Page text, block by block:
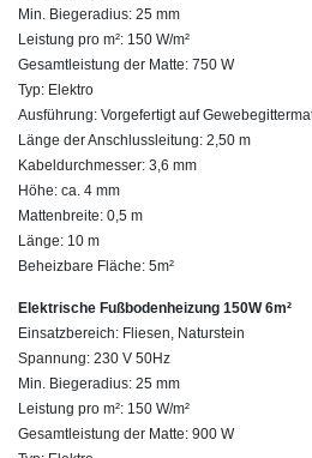
Min. Biegeradius: 25 mm
Leistung pro m²: 150 W/m²
Gesamtleistung der Matte: 750 W
Typ: Elektro
Ausführung: Vorgefertigt auf
Länge der Anschlussleitung: 2,50 m
Kabeldurchmesser: 3,6 mm
Höhe: ca. 4 mm
Mattenbreite: 0,5 m
Länge: 10 m
Beheizbare Fläche: 5m²
Elektrische Fußbodenheizung 150W 6m²
Einsatzbereich: Fliesen, Naturstein
Spannung: 230 V 50Hz
Min. Biegeradius: 25 mm
Leistung pro m²: 150 W/m²
Gesamtleistung der Matte: 900 W